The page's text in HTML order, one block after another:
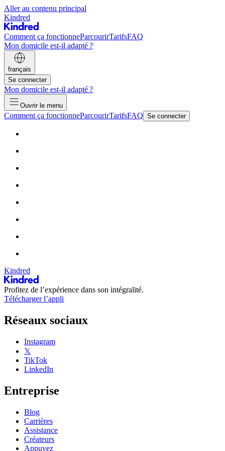
Aller au contenu principal
Kindred
Comment ça fonctionneParcourirTarifsFAQ
Mon domicile est-il adapté ?
français
Se connecter
Mon domicile est-il adapté ?
Ouvrir le menu
Comment ça fonctionneParcourirTarifsFAQ Se connecter
Kindred
Profitez de l’expérience dans son intégralité.
Télécharger l’appli
Réseaux sociaux
Instagram
𝕏
TikTok
LinkedIn
Entreprise
Blog
Carrières
Assistance
Créateurs
Appuyez